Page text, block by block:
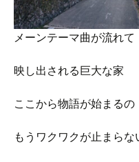
メーンテーマ曲が流れて
映し出される巨大な家
ここから物語が始まるの
もうワクワクが止まらな